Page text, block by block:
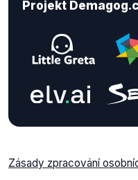
Projekt
Zásady zpracování